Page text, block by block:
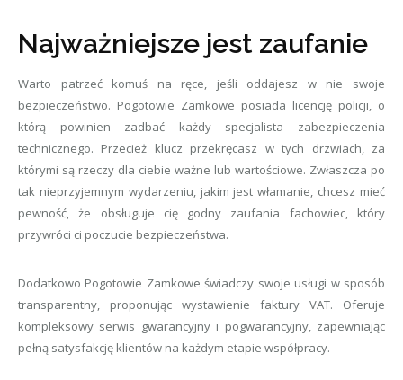
Najważniejsze jest zaufanie
Warto patrzeć komuś na ręce, jeśli oddajesz w nie swoje
bezpieczeństwo. Pogotowie Zamkowe posiada licencję policji, o
którą powinien zadbać każdy specjalista zabezpieczenia
technicznego. Przecież klucz przekręcasz w tych drzwiach, za
którymi są rzeczy dla ciebie ważne lub wartościowe. Zwłaszcza po
tak nieprzyjemnym wydarzeniu, jakim jest włamanie, chcesz mieć
pewność, że obsługuje cię godny zaufania fachowiec, który
przywróci ci poczucie bezpieczeństwa.
Dodatkowo Pogotowie Zamkowe świadczy swoje usługi w sposób
transparentny, proponując wystawienie faktury VAT. Oferuje
kompleksowy serwis gwarancyjny i pogwarancyjny, zapewniając
pełną satysfakcję klientów na każdym etapie współpracy.